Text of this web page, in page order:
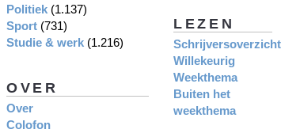
LEZEN
Schrijversoverzicht
Willekeurig
Weekthema
Buiten het
weekthema
Politiek (1.137)
Sport (731)
Studie & werk (1.216)
OVER
Over
Colofon